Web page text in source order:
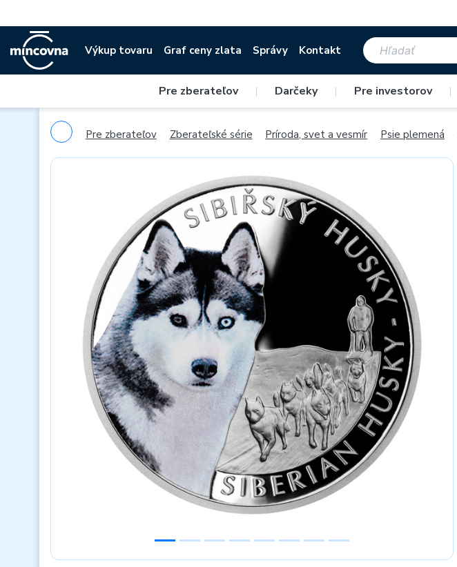
Výkup tovaru Graf ceny zlata Správy Kontakt
Pre zberateľov | Darčeky | Pre investorov |
Pre zberateľov Zberateľské série Príroda, svet a vesmír Psie plemená
Previous